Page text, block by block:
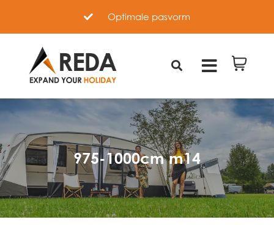
Optimale pasvorm
975-1000cm m14